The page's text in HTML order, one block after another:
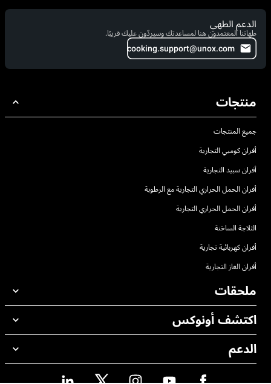
الدعم الطهي
طهاتنا المعتمدون هنا لمساعدتك وسيردّون عليك قريبًا.
cooking.support@unox.com
منتجات
جميع المنتجات
أفران كومبي التجارية
أفران سبيد التجارية
أفران الحمل الحراري التجارية مع الرطوبة
أفران الحمل الحراري التجارية
الثلاجة الساخنة
أفران كهربائية تجارية
أفران الغاز التجارية
ملحقات
جميع الملحقات
منظفات الغسيل اليدوي
معالجة المياه باستخدام المرشحات
اكتشف أونوكس
مكاتبنا حول العالم
الدعم